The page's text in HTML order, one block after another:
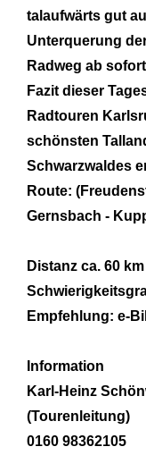
talaufwärts gut
Unterquerung
Radweg ab
Fazit dieser
Radtouren
schönsten
Schwarzwaldes
Route:
Gernsbach -
Distanz ca. 60 km
Empfehlung: e-
Information
Karl-Heinz
(Tourenleitung)
0160 98362105